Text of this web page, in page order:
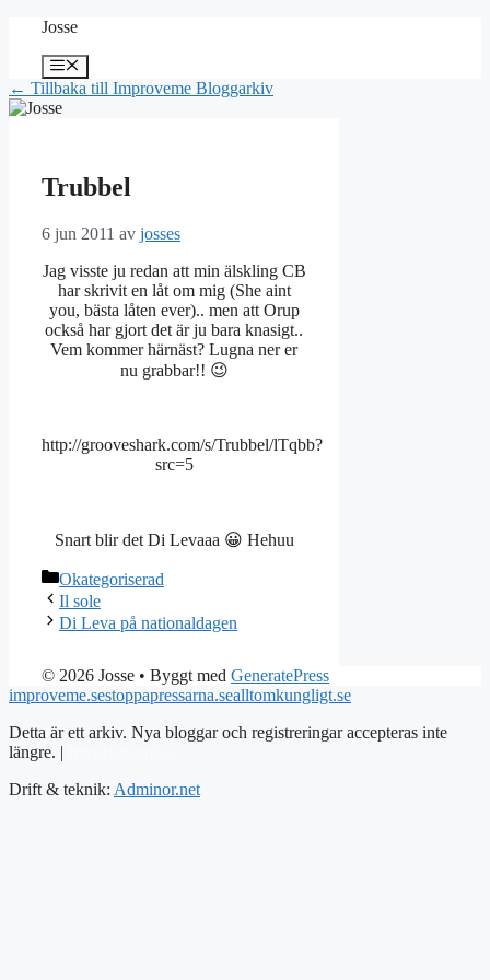
Hoppa
innehåll
Josse
Meny
← Tillbaka till Improveme Bloggarkiv
Trubbel
6 jun 2011 av josses
Jag visste ju redan att min älskling CB
har skrivit en låt om mig (She aint
you, bästa låten ever).. men att Orup
också har gjort det är ju bara knasigt..
Vem kommer härnäst? Lugna ner er
nu grabbar!! 😉
http://grooveshark.com/s/Trubbel/lTqbb?
src=5
Snart blir det Di Levaaa 😀 Hehuu
Kategorier
Okategoriserad
Il sole
Di Leva på nationaldagen
© 2026 Josse • Byggt med GeneratePress
improveme.sestoppapressarna.sealltomkungligt.se
Detta är ett arkiv. Nya bloggar och registreringar accepteras inte
längre. |
Drift & teknik: Adminor.net